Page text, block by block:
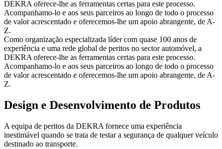
DEKRA oferece-lhe as ferramentas certas para este processo.
Acompanhamo-lo e aos seus parceiros ao longo de todo o processo
de valor acrescentado e oferecemos-lhe um apoio abrangente, de A-
Z.
Como organização especializada líder com quase 100 anos de
experiência e uma rede global de peritos no sector automóvel, a
DEKRA oferece-lhe as ferramentas certas para este processo.
Acompanhamo-lo e aos seus parceiros ao longo de todo o processo
de valor acrescentado e oferecemos-lhe um apoio abrangente, de A-
Z.
Design e Desenvolvimento de Produtos
A equipa de peritos da DEKRA fornece uma experiência
inestimável quando se trata de testar a segurança de qualquer veículo
destinado ao transporte.